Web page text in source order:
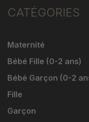
CATÉGORIES
Maternité
Bébé Fille (0-2 ans)
Bébé Garçon (0-2
Fille
Garçon